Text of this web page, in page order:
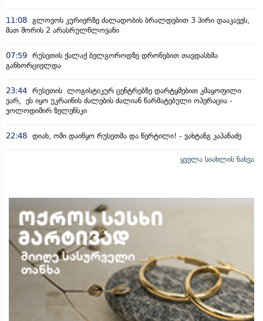
11:08 გლოვოს კურიერზე ძალადობის ბრალდებით 3 პირი დააკავეს,
მათ შორის 2 არასრულწლოვანი
07:59 რუსეთის ქალაქ ბელგოროდზე დრონებით თავდასხმა
განხორციელდა
23:44 რუსეთის ლოგისტიკურ ცენტრებზე დარტყმებით კმაყოფილი
ვარ, ეს იყო უკრაინის ძალების ძალიან წარმატებული ოპერაცია -
ვოლოდიმირ ზელენსკი
22:48 დიახ, ომი დაიწყო რუსეთმა და წერტილი! - ვახტანგ კაპანაძე
ყველა სიახლის ნახვა